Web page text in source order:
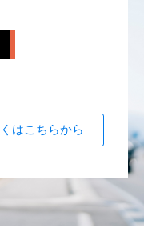
はこちらから